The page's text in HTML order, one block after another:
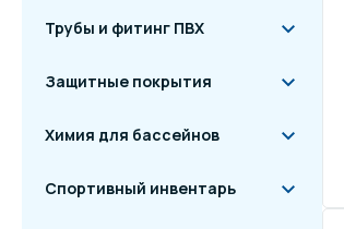
Трубы и фитинг ПВХ
Защитные покрытия
Химия для бассейнов
Спортивный инвентарь